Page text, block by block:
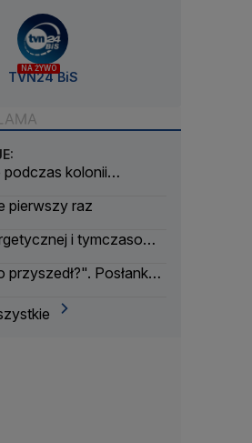
NA ŻYWO
TVN24 BiS
podczas kolonii
pierwszy raz
i tymczasowa
Posłanka